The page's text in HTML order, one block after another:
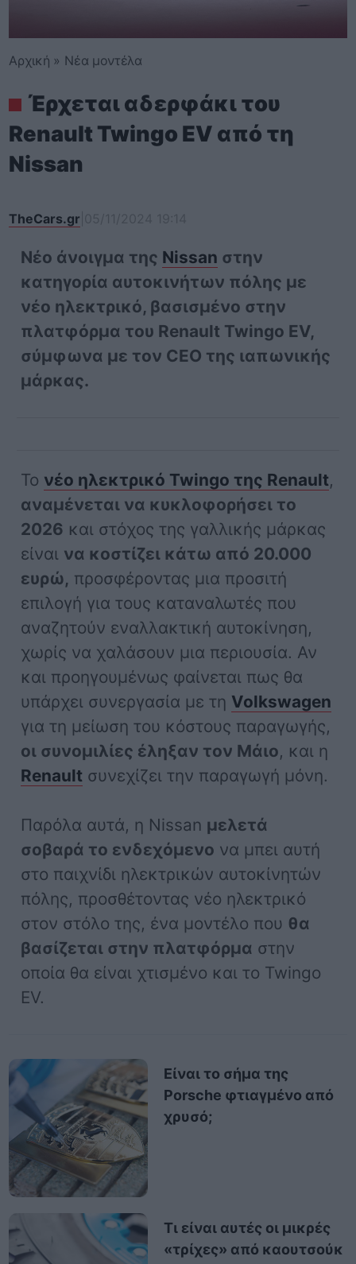
Αρχική » Νέα μοντέλα
Έρχεται αδερφάκι του
Renault Twingo EV από τη
Nissan
TheCars.gr
Νέο άνοιγμα της Nissan στην
κατηγορία αυτοκινήτων πόλης με
νέο ηλεκτρικό, βασισμένο στην
πλατφόρμα του Renault Twingo EV,
σύμφωνα με τον CEO της ιαπωνικής
μάρκας.
Το νέο ηλεκτρικό Twingo της Renault,
αναμένεται να κυκλοφορήσει το
2026 και στόχος της γαλλικής μάρκας
είναι να κοστίζει κάτω από 20.000
ευρώ, προσφέροντας μια προσιτή
επιλογή για τους καταναλωτές που
αναζητούν εναλλακτική αυτοκίνηση,
χωρίς να χαλάσουν μια περιουσία. Αν
και προηγουμένως φαίνεται πως θα
υπάρχει συνεργασία με τη Volkswagen
για τη μείωση του κόστους παραγωγής,
οι συνομιλίες έληξαν τον Μάιο, και η
Renault συνεχίζει την παραγωγή μόνη.
Παρόλα αυτά, η Nissan μελετά
σοβαρά το ενδεχόμενο να μπει αυτή
στο παιχνίδι ηλεκτρικών αυτοκίνητών
πόλης, προσθέτοντας νέο ηλεκτρικό
στον στόλο της, ένα μοντέλο που θα
βασίζεται στην πλατφόρμα στην
οποία θα είναι χτισμένο και το Twingo
EV.
Είναι το σήμα της
Porsche φτιαγμένο από
χρυσό;
Τι είναι αυτές οι μικρές
«τρίχες» από καουτσούκ